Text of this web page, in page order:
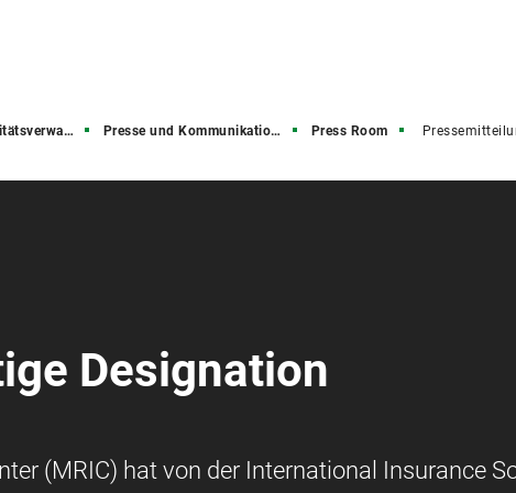
Presse und Kommunikation (PuK) Press Room
Designation
(MRIC) hat von der International Insurance